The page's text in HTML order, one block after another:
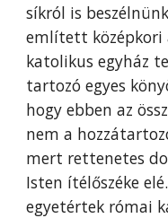
síkról is
említett
katolikus egyház
tartozó egyes
hogy ebben az
nem a
mert rettenetes
Isten ítélőszéke
egyetértek római